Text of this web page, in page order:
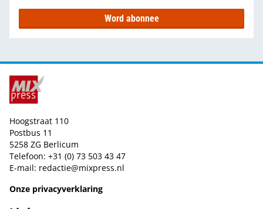
Word abonnee
Hoogstraat 110
Postbus 11
5258 ZG Berlicum
Telefoon: +31 (0) 73 503 43 47
E-mail: redactie@mixpress.nl
Onze privacyverklaring